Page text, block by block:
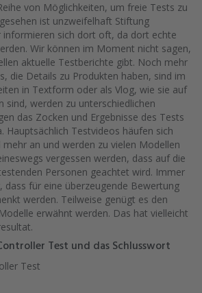
von Möglichkeiten, um freie Tests zu
ist unzweifelhaft Stiftung
informieren sich dort oft, da dort echte
Wir können im Moment nicht sagen,
aktuelle Testberichte gibt. Noch mehr
die Details zu Produkten haben, sind im
in Textform oder als Vlog, wie sie auf
sind, werden zu unterschiedlichen
das Zocken und Ergebnisse des Tests
Hauptsächlich Testvideos häufen sich
an und werden zu vielen Modellen
vergessen werden, dass auf die
Personen geachtet wird. Immer
für eine überzeugende Bewertung
werden. Teilweise genügt es den
erwähnt werden. Das hat vielleicht
Test und das Schlusswort